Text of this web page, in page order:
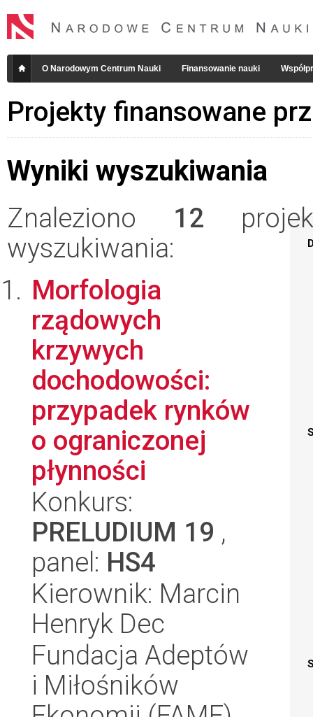
O Narodowym Centrum Nauki Finansowanie nauki
Projekty finansowane
Wyniki wyszukiwania
Znaleziono 12
wyszukiwania:
Morfologia
rządowych
krzywych
dochodowości:
przypadek rynków
o ograniczonej
płynności
Konkurs:
PRELUDIUM 19 ,
panel: HS4
Kierownik: Marcin
Henryk Dec
Fundacja Adeptów
i Miłośników